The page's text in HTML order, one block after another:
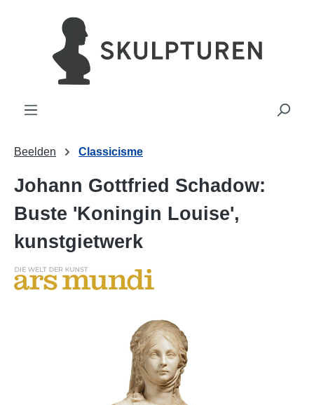
Beelden Classicisme
Johann Gottfried Schadow:
Buste 'Koningin Louise',
kunstgietwerk
Afbeeldingengalerij overslaan